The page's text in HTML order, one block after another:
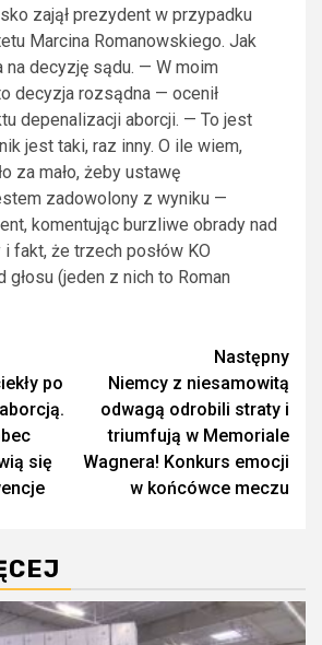
zajął prezydent w przypadku
Marcina Romanowskiego. Jak
na decyzję sądu. — W moim
decyzja rozsądna — ocenił
depenalizacji aborcji. — To jest
jest taki, raz inny. O ile wiem,
za mało, żeby ustawę
zadowolony z wyniku —
komentując burzliwe obrady nad
fakt, że trzech posłów KO
głosu (jeden z nich to Roman
po
się
Następny
Niemcy z niesamowitą
odwagą odrobili straty i
triumfują w Memoriale
Wagnera! Konkurs emocji
w końcówce meczu